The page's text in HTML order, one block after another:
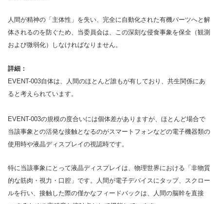
人間が精神の「主体性」を失い、完全に自動化された有機パーツへと解
体されるのを防ぐため、当委員会は、この深刻な侵食事象を保全（観測
および微弱化）しなければなりません。
詳細：
EVENT-003自体は、人間のほとんど誰もが有しており、共生関係にあ
ると考えられています。
EVENT-003の規模の度合いには個体差がありますが、ほとんど場合で
当該事象との活発な接触となるのがスマートフォンなどの電子機器類の
使用時や液晶ディスプレイの視認時です。
特に当該事象にとって液晶ディスプレイは、物理世界における「非物質
的な筋肉・視力・口腔」です。人間が電子デバイスにタップ、スクロー
ルを行い、接触した際の僅かなフィードバックは、人間の脳幹を直接